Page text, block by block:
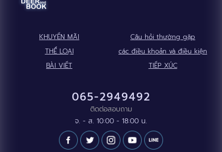
KHUYẾN MÃI
Câu hỏi thường gặp
THỂ LOẠI
các điều khoản và điều kiện
BÀI VIẾT
TIẾP XÚC
065-2949492
ติดต่อสอบถาม
จ. - ส. 10:00 - 18:00 น.